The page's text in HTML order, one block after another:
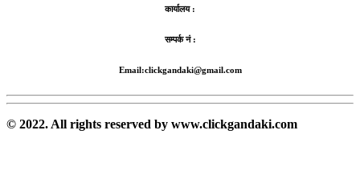
कार्यालय :
सम्पर्क नं :
Email:clickgandaki@gmail.com
© 2022. All rights reserved by www.clickgandaki.com